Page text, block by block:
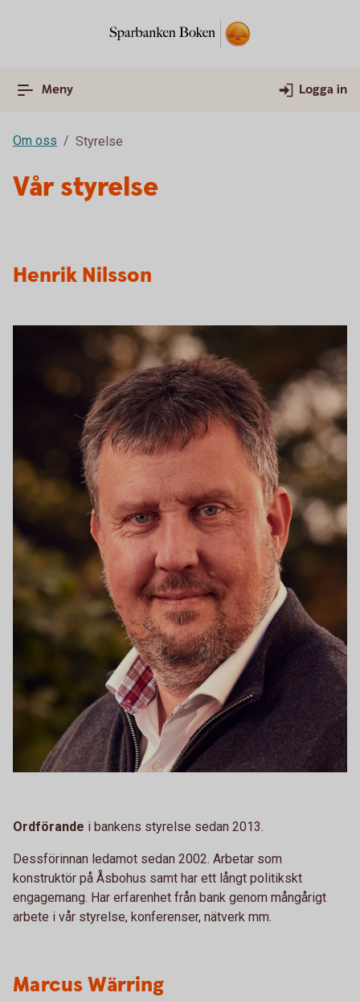
Meny Logga in
Om oss Styrelse
Vår styrelse
Henrik Nilsson
Ordförande i bankens styrelse sedan 2013.
Dessförinnan ledamot sedan 2002. Arbetar som
konstruktör på Åsbohus samt har ett långt politikskt
engagemang. Har erfarenhet från bank genom mångårigt
arbete i vår styrelse, konferenser, nätverk mm.
Marcus Wärring